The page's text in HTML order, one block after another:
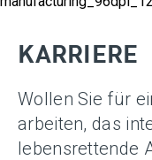
KARRIERE
Wollen Sie für
arbeiten, das
lebensrettende